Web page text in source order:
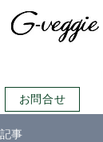
お問合せ
記事